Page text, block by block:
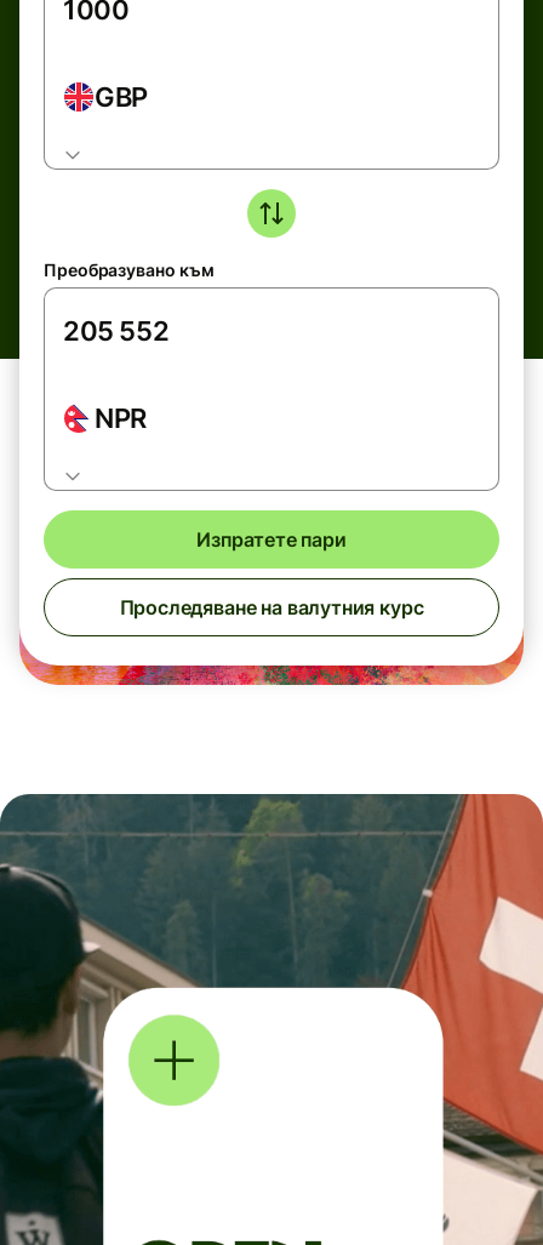
GBP
Преобразувано към
NPR
Изпратете пари
Проследяване на валутния курс